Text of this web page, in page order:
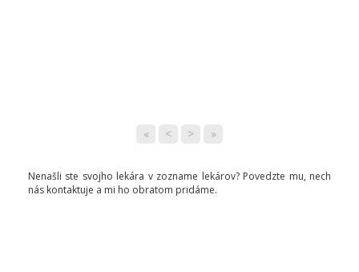
« < > »
Nenašli ste svojho lekára v zozname lekárov? Povedzte mu, nech
nás kontaktuje a mi ho obratom pridáme.